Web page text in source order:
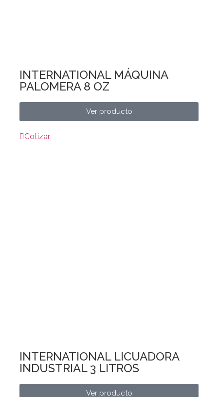
INTERNATIONAL MÁQUINA
PALOMERA 8 OZ
Ver producto
Cotizar
INTERNATIONAL LICUADORA
INDUSTRIAL 3 LITROS
Ver producto